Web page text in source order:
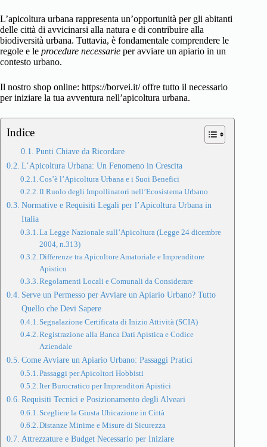
L’apicoltura urbana rappresenta un’opportunità per gli abitanti
delle città di avvicinarsi alla natura e di contribuire alla
biodiversità urbana. Tuttavia, è fondamentale comprendere le
regole e le procedure necessarie per avviare un apiario in un
contesto urbano.
Il nostro shop online: https://borvei.it/ offre tutto il necessario
per iniziare la tua avventura nell’apicoltura urbana.
Indice
Punti Chiave da Ricordare
L’Apicoltura Urbana: Un Fenomeno in Crescita
Cos’è l’Apicoltura Urbana e i Suoi Benefici
Il Ruolo degli Impollinatori nell’Ecosistema Urbano
Normative e Requisiti Legali per l’Apicoltura Urbana in
Italia
La Legge Nazionale sull’Apicoltura (Legge 24 dicembre
2004, n.313)
Differenze tra Apicoltore Amatoriale e Imprenditore
Apistico
Regolamenti Locali e Comunali da Considerare
Serve un Permesso per Avviare un Apiario Urbano? Tutto
Quello che Devi Sapere
Segnalazione Certificata di Inizio Attività (SCIA)
Registrazione alla Banca Dati Apistica e Codice
Aziendale
Come Avviare un Apiario Urbano: Passaggi Pratici
Passaggi per Apicoltori Hobbisti
Iter Burocratico per Imprenditori Apistici
Requisiti Tecnici e Posizionamento degli Alveari
Scegliere la Giusta Ubicazione in Città
Distanze Minime e Misure di Sicurezza
Attrezzature e Budget Necessario per Iniziare